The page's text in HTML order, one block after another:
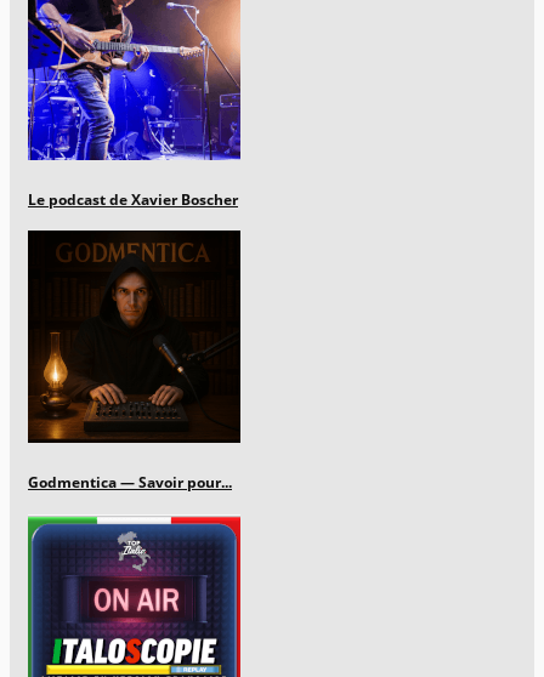
Le podcast de Xavier Boscher
Godmentica — Savoir pour...